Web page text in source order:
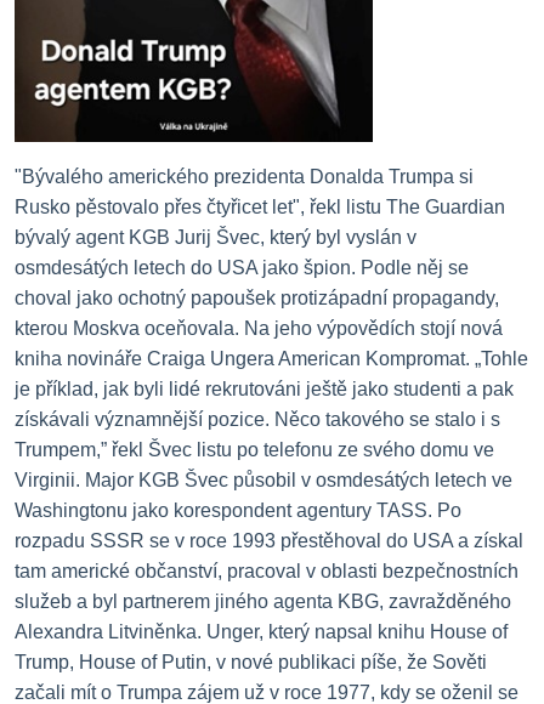
"Bývalého amerického prezidenta Donalda Trumpa si
Rusko pěstovalo přes čtyřicet let", řekl listu The Guardian
bývalý agent KGB Jurij Švec, který byl vyslán v
osmdesátých letech do USA jako špion. Podle něj se
choval jako ochotný papoušek protizápadní propagandy,
kterou Moskva oceňovala. Na jeho výpovědích stojí nová
kniha novináře Craiga Ungera American Kompromat. „Tohle
je příklad, jak byli lidé rekrutováni ještě jako studenti a pak
získávali významnější pozice. Něco takového se stalo i s
Trumpem,” řekl Švec listu po telefonu ze svého domu ve
Virginii. Major KGB Švec působil v osmdesátých letech ve
Washingtonu jako korespondent agentury TASS. Po
rozpadu SSSR se v roce 1993 přestěhoval do USA a získal
tam americké občanství, pracoval v oblasti bezpečnostních
služeb a byl partnerem jiného agenta KBG, zavražděného
Alexandra Litviněnka. Unger, který napsal knihu House of
Trump, House of Putin, v nové publikaci píše, že Sověti
začali mít o Trumpa zájem už v roce 1977, kdy se oženil se